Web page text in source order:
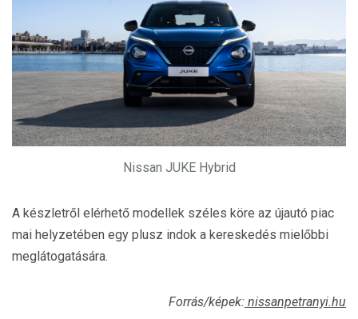
Nissan JUKE Hybrid
A készletről elérhető modellek széles köre az újautó piac
mai helyzetében egy plusz indok a kereskedés mielőbbi
meglátogatására.
Forrás/képek: nissanpetranyi.hu